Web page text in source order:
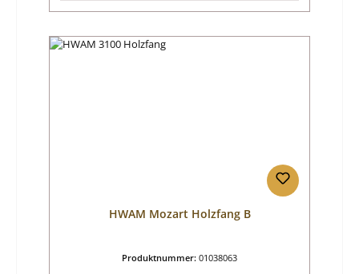
HWAM Mozart Holzfang B
Produktnummer: 01038063